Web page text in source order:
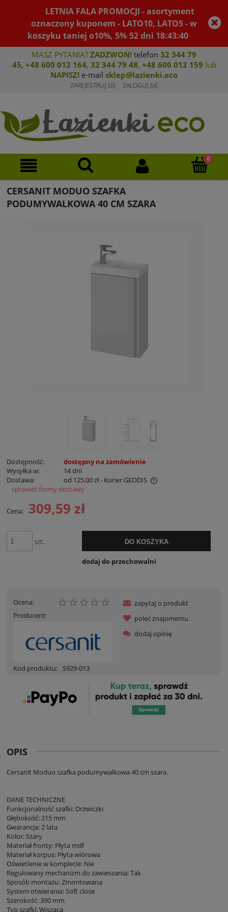
LETNIA FALA PROMOCJI - asortyment
oznaczony kuponem - LATO10, LATO5 - w
koszyku taniej o10%, 5% 52dni 18:43:40
MASZ PYTANIA? ZADZWOŃ! telefon 32 344 79
45, +48 600 012 164, 32 344 79 48, +48 600 012 159 lub
NAPISZ! e-mail sklep@lazienki.eco
ZAREJESTRUJ SIĘ ZALOGUJ SIĘ
CERSANIT MODUO SZAFKA
PODUMYWALKOWA 40 CM SZARA
Dostępność:
dostępny na zamówienie
Wysyłka w:
14 dni
Dostawa:
od 125,00 zł- Kurier GEODIS
Cena nie zawiera ewentualnych kosztów płatności
sprawdź formy dostawy
Cena: 309,59 zł
szt. DO KOSZYKA
dodaj do przechowalni
Ocena:
Producent:
Kod produktu: S929-013
zapytaj o produkt
poleć znajomemu
dodaj opinię
OPIS
Cersanit Moduo szafka podumywalkowa 40 cm szara.
DANE TECHNICZNE
Funkcjonalność szafki: Drzwiczki
Głębokość: 215 mm
Gwarancja: 2 lata
Kolor: Szary
Materiał fronty: Płyta mdf
Materiał korpus: Płyta wiórowa
Oświetlenie w komplecie: Nie
Regulowany mechanizm do zawieszania: Tak
Sposób montażu: Zmontowana
System otwierania: Soft close
Szerokość: 390 mm
Typ szafki: Wisząca